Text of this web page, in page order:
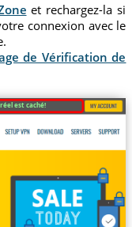
et rechargez-la si
connexion avec le
de Vérification de
est caché!